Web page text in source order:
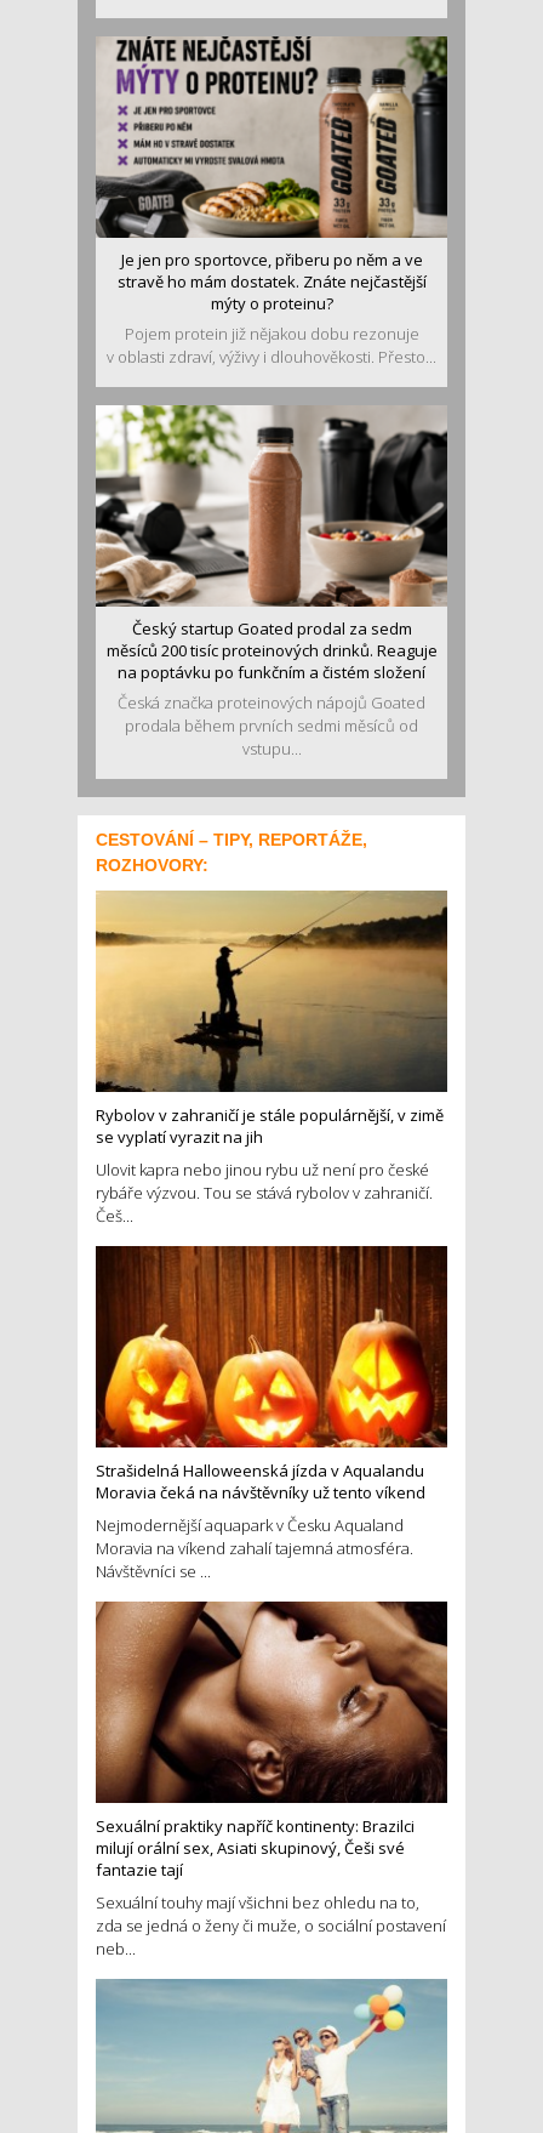
Je jen pro sportovce, přiberu po něm a ve
stravě ho mám dostatek. Znáte nejčastější
mýty o proteinu?
Pojem protein již nějakou dobu rezonuje
v oblasti zdraví, výživy i dlouhověkosti. Přesto...
Český startup Goated prodal za sedm
měsíců 200 tisíc proteinových drinků. Reaguje
na poptávku po funkčním a čistém složení
Česká značka proteinových nápojů Goated
prodala během prvních sedmi měsíců od
vstupu...
CESTOVÁNÍ – TIPY, REPORTÁŽE,
ROZHOVORY:
Rybolov v zahraničí je stále populárnější, v zimě
se vyplatí vyrazit na jih
Ulovit kapra nebo jinou rybu už není pro české
rybáře výzvou. Tou se stává rybolov v zahraničí.
Češ...
Strašidelná Halloweenská jízda v Aqualandu
Moravia čeká na návštěvníky už tento víkend
Nejmodernější aquapark v Česku Aqualand
Moravia na víkend zahalí tajemná atmosféra.
Návštěvníci se ...
Sexuální praktiky napříč kontinenty: Brazilci
milují orální sex, Asiati skupinový, Češi své
fantazie tají
Sexuální touhy mají všichni bez ohledu na to,
zda se jedná o ženy či muže, o sociální postavení
neb...